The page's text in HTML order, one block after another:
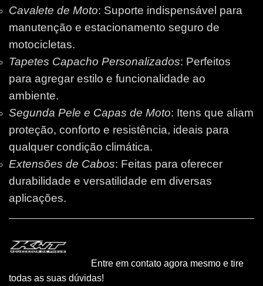
Cavalete de Moto: Suporte indispensável para
manutenção e estacionamento seguro de
motocicletas.
Tapetes Capacho Personalizados: Perfeitos
para agregar estilo e funcionalidade ao
ambiente.
Segunda Pele e Capas de Moto: Itens que aliam
proteção, conforto e resistência, ideais para
qualquer condição climática.
Extensões de Cabos: Feitas para oferecer
durabilidade e versatilidade em diversas
aplicações.
Entre em contato agora mesmo e tire
todas as suas dúvidas!